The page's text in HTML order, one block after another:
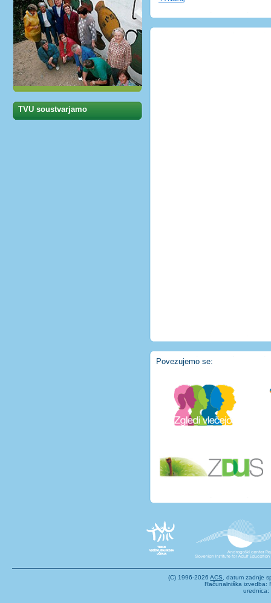
TVU soustvarjamo
Povezujemo se:
(C) 1996-2026ACS
, datum zadnje
Računalniška izvedba:
urednica: